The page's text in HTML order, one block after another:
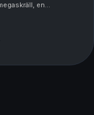
en
Patrik Syk